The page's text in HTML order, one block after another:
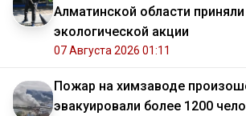
Алматинской области приняли
экологической акции
07 Августа 2026 01:11
Пожар на химзаводе
эвакуировали более 1200